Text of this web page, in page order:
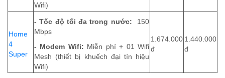
Wifi)
Home
4
Super
- Tốc độ tối đa trong nước:
150
Mbps
- Modem Wifi: Miễn phí + 01 Wifi
Mesh (thiết bị khuếch đại tín hiệu
Wifi)
1.674.000
đ
1.440.000
đ